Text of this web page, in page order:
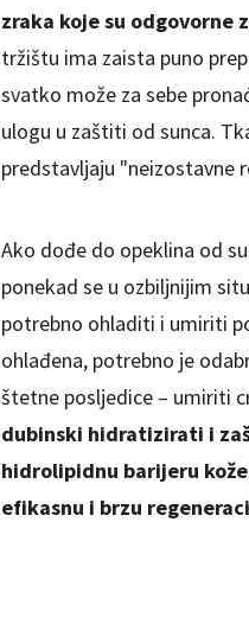
zraka koje su odgovorne
tržištu ima zaista puno
svatko može za sebe
ulogu u zaštiti od sunca.
predstavljaju "neizostavne
Ako dođe do opeklina od
ponekad se u ozbiljnijim
potrebno ohladiti i umiriti
ohlađena, potrebno je
štetne posljedice – umiriti
dubinski hidratizirati i
hidrolipidnu barijeru
efikasnu i brzu